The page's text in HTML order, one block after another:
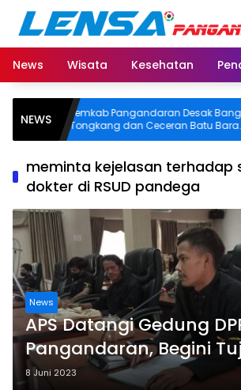
Langsung
konten
News
Wisata Kesehatan
NEWSPemkab Pangandaran Desak Bangkai
Tongkang dan Ceceran Batu Bara
Segera Diangkat, Soroti Buruknya
meminta kejelasan terhadap
dokter di RSUD pandega
News
APS Datangi Gedung
Pangandaran, Begini
8 Juni 2023